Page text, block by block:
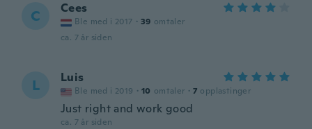
C Cees
Ble med i 2017 · 39 omtaler
ca. 7 år siden
L Luis
Ble med i 2019 · 10 omtaler · 7 opplastinger
Just right and work good
ca. 7 år siden